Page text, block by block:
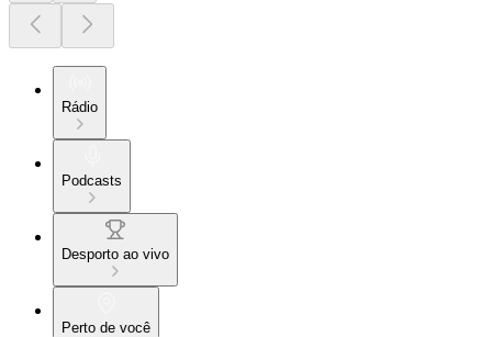
Rádio
Podcasts
Desporto ao vivo
Perto de você